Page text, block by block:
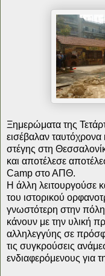
Ξημερώματα της
εισέβαλαν ταυτόχρονα
στέγης στη
και αποτέλεσε
Camp στο ΑΠΘ.
Η άλλη λειτουργούσε
του ιστορικού
γνωστότερη στην
κάνουν με την υλική
αλληλεγγύης σε
τις συγκρούσεις
ενδιαφερόμενους για